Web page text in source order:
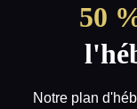
50
Notre plan